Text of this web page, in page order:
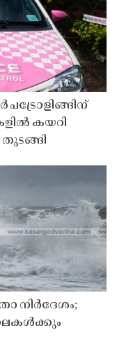
പട്രോളിങ്ങിന്
കയറി
തുടങ്ങി
നിർദേശം;